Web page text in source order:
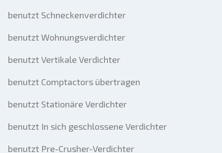
benutzt Schneckenverdichter
benutzt Wohnungsverdichter
benutzt Vertikale Verdichter
benutzt Comptactors übertragen
benutzt Stationäre Verdichter
benutzt In sich geschlossene Verdichter
benutzt Pre-Crusher-Verdichter